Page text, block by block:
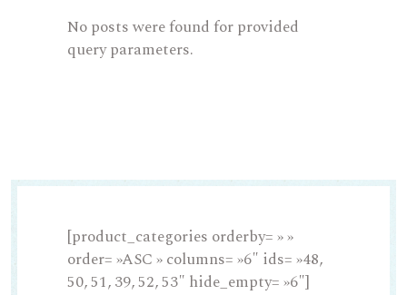
No posts were found for provided
query parameters.
[product_categories orderby= » »
order= »ASC » columns= »6″ ids= »48,
50, 51, 39, 52, 53″ hide_empty= »6″]